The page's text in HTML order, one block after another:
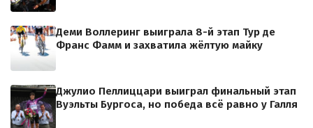
Деми Воллеринг выиграла 8-й этап Тур де
Франс Фамм и захватила жёлтую майку
Джулио Пеллиццари выиграл финальный этап
Вуэльты Бургоса, но победа всё равно у Галля